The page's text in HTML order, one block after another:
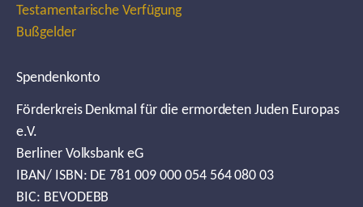
Testamentarische Verfügung
Bußgelder
Spendenkonto
Förderkreis Denkmal für die ermordeten Juden Europas
e.V.
Berliner Volksbank eG
IBAN/ ISBN: DE 781 009 000 054 564 080 03
BIC: BEVODEBB